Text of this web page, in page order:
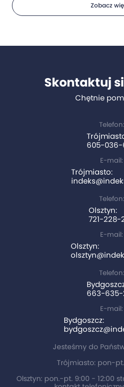
Zobacz
Skontaktuj
Chętnie
Telefon:
605-036-
E-mail:
Trójmiasto:
Telefon:
Olsztyn:
721-228-
E-mail:
Olsztyn:
Telefon:
663-635-
E-mail:
Bydgoszcz:
Jesteśmy do
Trójmiasto: pon-
Olsztyn: pon.-pt. 9:00 - 12:00